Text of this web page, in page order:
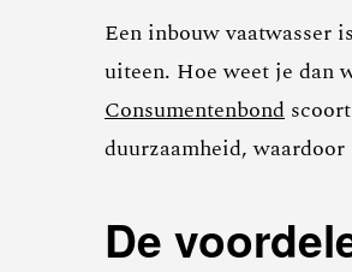
Een inbouw vaatwasser
uiteen. Hoe weet je dan
Consumentenbond
duurzaamheid,
De